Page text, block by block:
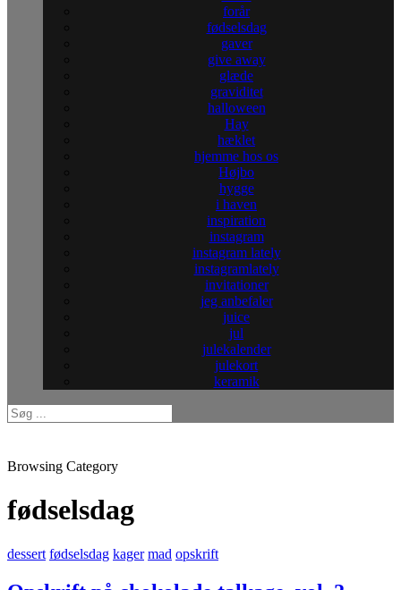
forår
fødselsdag
gaver
give away
glæde
graviditet
halloween
Hay
hæklet
hjemme hos os
Højbo
hygge
i haven
inspiration
instagram
instagram lately
instagramlately
invitationer
jeg anbefaler
juice
jul
julekalender
julekort
keramik
Browsing Category
fødselsdag
dessert fødselsdag kager mad opskrift